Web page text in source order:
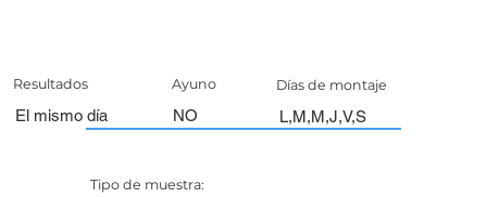
Resultados
El mismo día
Días de montaje
L,M,M,J,V,S
Ayuno
NO
Tipo de muestra: